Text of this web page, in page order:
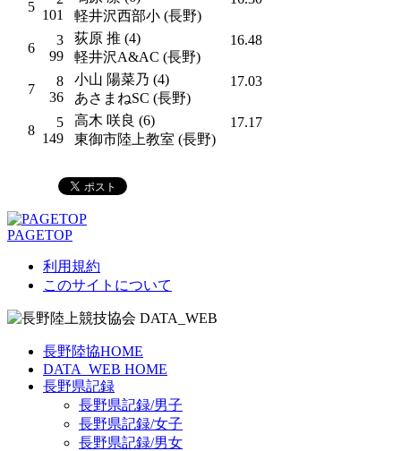
5
101
軽井沢西部小 (長野)
6
3
99
荻原 推 (4)
軽井沢A&AC (長野)
16.48
7
8
36
小山 陽菜乃 (4)
あさまねSC (長野)
17.03
8
5
149
高木 咲良 (6)
東御市陸上教室 (長野)
17.17
PAGETOP
利用規約
このサイトについて
長野陸協HOME
DATA_WEB HOME
長野県記録
長野県記録/男子
長野県記録/女子
長野県記録/男女